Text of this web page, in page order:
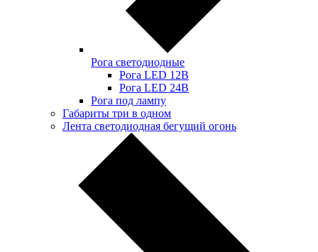
Рога светодиодные
Рога LED 12В
Рога LED 24В
Рога под лампу
Габариты три в одном
Лента светодиодная бегущий огонь